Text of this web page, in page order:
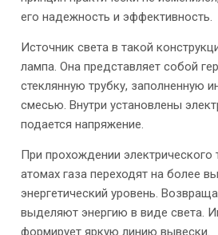
его надежность и эффективность.
Источник света в такой
лампа. Она представляет собой
стеклянную трубку, заполненную
смесью. Внутри установлены
подается напряжение.
При прохождении электрического
атомах газа переходят на более
энергетический уровень.
выделяют энергию в виде света.
формирует яркую линию вывески.